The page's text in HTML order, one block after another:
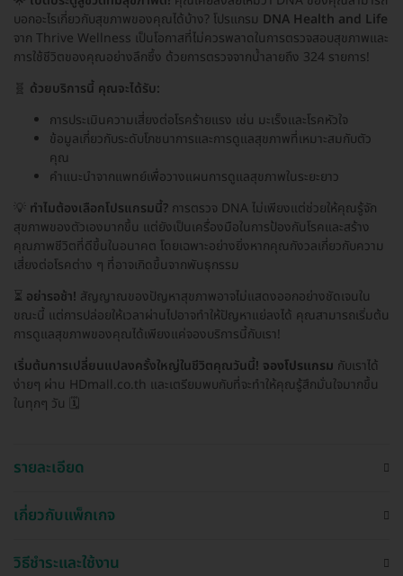
บอกอะไรเกี่ยวกับสุขภาพของคุณได้บ้าง? โปรแกรม DNA Health and Life
จาก Thrive Wellness เป็นโอกาสที่ไม่ควรพลาดในการตรวจสอบสุขภาพและ
การใช้ชีวิตของคุณอย่างลึกซึ้ง ด้วยการตรวจจากน้ำลายถึง 324 รายการ!
🧬 ด้วยบริการนี้ คุณจะได้รับ:
การประเมินความเสี่ยงต่อโรคร้ายแรง เช่น มะเร็งและโรคหัวใจ
ข้อมูลเกี่ยวกับระดับโภชนาการและการดูแลสุขภาพที่เหมาะสมกับตัว
คุณ
คำแนะนำจากแพทย์เพื่อวางแผนการดูแลสุขภาพในระยะยาว
💡 ทำไมต้องเลือกโปรแกรมนี้? การตรวจ DNA ไม่เพียงแต่ช่วยให้คุณรู้จัก
สุขภาพของตัวเองมากขึ้น แต่ยังเป็นเครื่องมือในการป้องกันโรคและสร้าง
คุณภาพชีวิตที่ดีขึ้นในอนาคต โดยเฉพาะอย่างยิ่งหากคุณกังวลเกี่ยวกับความ
เสี่ยงต่อโรคต่าง ๆ ที่อาจเกิดขึ้นจากพันธุกรรม
⏳ อย่ารอช้า! สัญญาณของปัญหาสุขภาพอาจไม่แสดงออกอย่างชัดเจนใน
ขณะนี้ แต่การปล่อยให้เวลาผ่านไปอาจทำให้ปัญหาแย่ลงได้ คุณสามารถเริ่มต้น
การดูแลสุขภาพของคุณได้เพียงแค่จองบริการนี้กับเรา!
เริ่มต้นการเปลี่ยนแปลงครั้งใหญ่ในชีวิตคุณวันนี้! จองโปรแกรม กับเราได้
ง่ายๆ ผ่าน HDmall.co.th และเตรียมพบกับที่จะทำให้คุณรู้สึกมั่นใจมากขึ้น
ในทุกๆ วัน 🗓️
รายละเอียด
เกี่ยวกับแพ็กเกจ
วิธีชำระและใช้งาน